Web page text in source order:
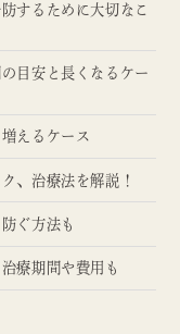
するために大切なこ
目安と長くなるケー
えるケース
、治療法を解説！
ぐ方法も
療期間や費用も